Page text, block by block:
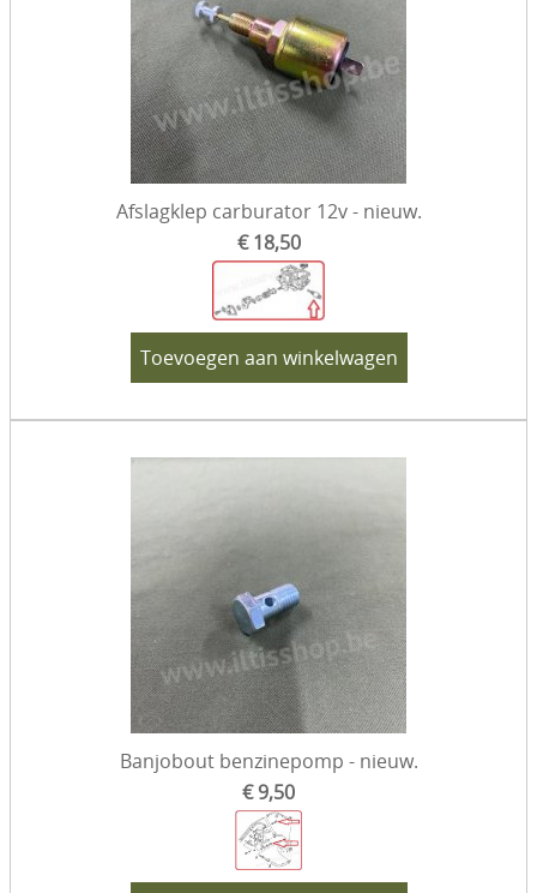
Afslagklep carburator 12v - nieuw.
€ 18,50
Toevoegen aan winkelwagen
Banjobout benzinepomp - nieuw.
€ 9,50